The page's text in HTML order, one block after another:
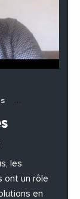
les
ont un rôle
en